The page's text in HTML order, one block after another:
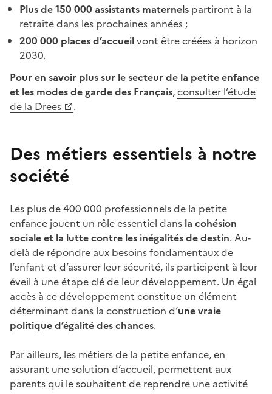
Plus de 150 000 assistants maternels partiront à la
retraite dans les prochaines années ;
200 000 places d’accueilvont être créées à horizon
2030.
Pour en savoir plus sur le secteur de la petite enfance
et les modes de garde des Français,consulter l’étude
de la Drees
.
Des métiers essentiels à notre
société
Les plus de 400 000 professionnels de la petite
enfance jouent un rôle essentiel dans la cohésion
sociale et la lutte contre les inégalités de destin. Au-
delà de répondre aux besoins fondamentaux de
l’enfant et d’assurer leur sécurité, ils participent à leur
éveil à une étape clé de leur développement. Un égal
accès à ce développement constitue un élément
déterminant dans la construction d’une vraie
politique d’égalité des chances.
Par ailleurs, les métiers de la petite enfance, en
assurant une solution d’accueil, permettent aux
parents qui le souhaitent de reprendre une activité